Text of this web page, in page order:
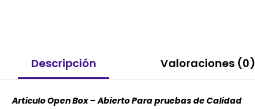
Descripción Valoraciones (0)
Articulo Open Box – Abierto Para pruebas de Calidad